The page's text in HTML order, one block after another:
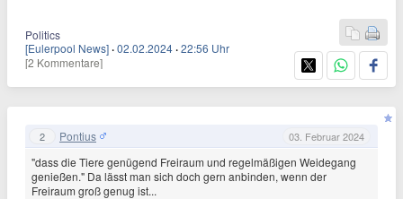
Politics
[Eulerpool News] ·02.02.2024 ·22:56 Uhr
[2 Kommentare]
2 Pontius 03. Februar 2024
"dass die Tiere genügend Freiraum und regelmäßigen Weidegang
genießen." Da lässt man sich doch gern anbinden, wenn der
Freiraum groß genug ist...